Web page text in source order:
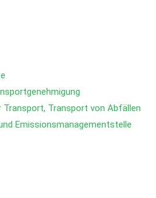
Transport von Abfällen
Emissionsmanagementstelle